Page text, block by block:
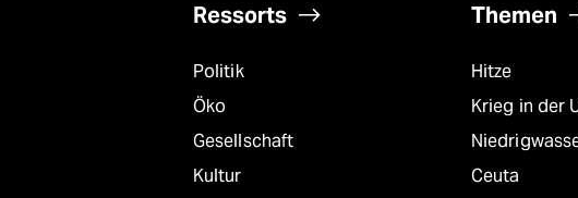
Ressorts
Politik
Öko
Gesellschaft
Kultur
Themen
Hitze
Krieg in der
Ceuta